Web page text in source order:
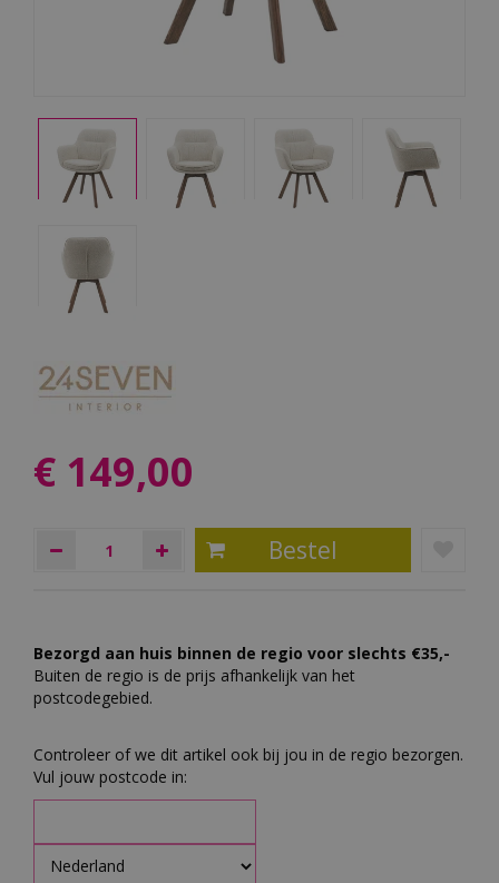
€ 149,00
Bezorgd aan huis binnen de regio voor slechts €35,-
Buiten de regio is de prijs afhankelijk van het
postcodegebied.
Controleer of we dit artikel ook bij jou in de regio bezorgen.
Vul jouw postcode in: